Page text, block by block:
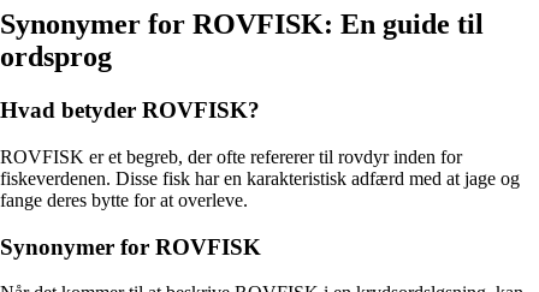
Synonymer for ROVFISK: En guide til
ordsprog
Hvad betyder ROVFISK?
ROVFISK er et begreb, der ofte refererer til rovdyr inden for
fiskeverdenen. Disse fisk har en karakteristisk adfærd med at jage og
fange deres bytte for at overleve.
Synonymer for ROVFISK